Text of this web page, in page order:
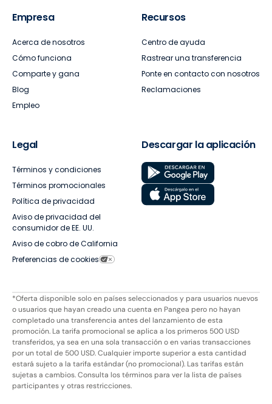
Empresa
Acerca de nosotros
Cómo funciona
Comparte y gana
Blog
Empleo
Recursos
Centro de ayuda
Rastrear una transferencia
Ponte en contacto con nosotros
Reclamaciones
Legal
Términos y condiciones
Términos promocionales
Política de privacidad
Aviso de privacidad del
consumidor de EE. UU.
Aviso de cobro de California
Preferencias de cookies
Descargar la aplicación
*Oferta disponible solo en países seleccionados y para usuarios nuevos
o usuarios que hayan creado una cuenta en Pangea pero no hayan
completado una transferencia antes del lanzamiento de esta
promoción. La tarifa promocional se aplica a los primeros 500 USD
transferidos, ya sea en una sola transacción o en varias transacciones
por un total de 500 USD. Cualquier importe superior a esta cantidad
estará sujeto a la tarifa estándar (no promocional). Las tarifas están
sujetas a cambios. Consulta los términos para ver la lista de países
participantes y otras restricciones.